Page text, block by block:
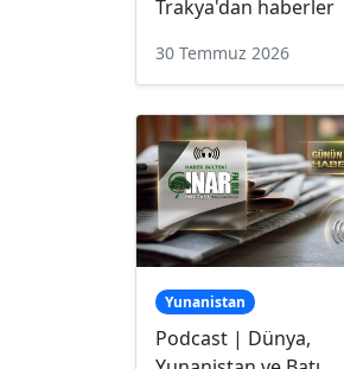
Trakya'dan haberler
30 Temmuz 2026
Yunanistan
Podcast | Dünya,